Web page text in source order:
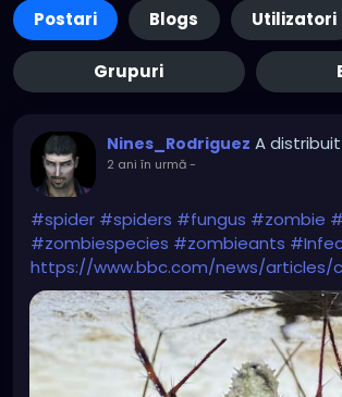
Postari Blogs Utilizatori
Grupuri
Nines_Rodriguez A
2 ani în urmă-
#spider #spiders #fungus #zombie
#zombiespecies #zombieants
https://www.bbc.com/news/articles/